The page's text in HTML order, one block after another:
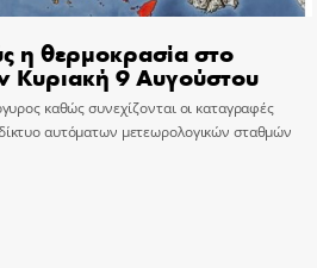
η θερμοκρασία στο
Κυριακή 9 Αυγούστου
καθώς συνεχίζονται οι καταγραφές
αυτόματων μετεωρολογικών σταθμών